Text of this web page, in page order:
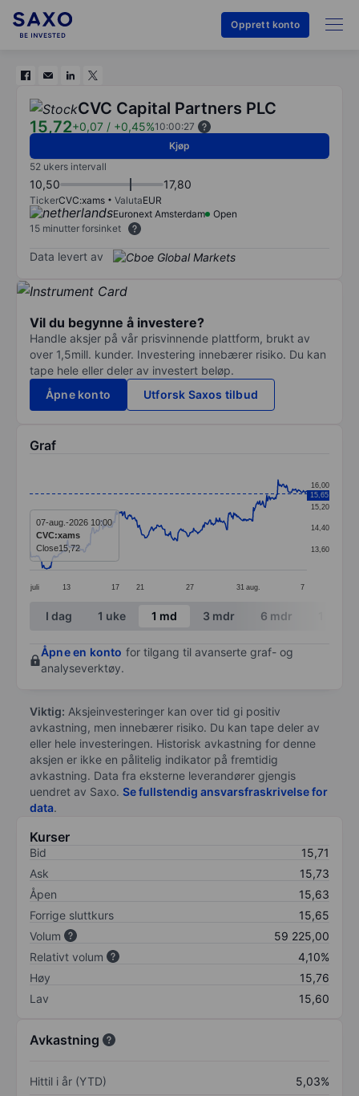
Opprett konto
CVC Capital Partners PLC
15,72+0,07 / +0,45%10:00:27
Kjøp
52 ukers intervall
10,50 17,80
TickerCVC:xams ValutaEUR
Euronext Amsterdam
Open
15 minutter forsinket
Data levert av
Vil du begynne å investere?
Handle aksjer på vår prisvinnende plattform, brukt av
over 1,5mill. kunder. Investering innebærer risiko. Du kan
tape hele eller deler av investert beløp.
Åpne konto
Utforsk Saxos tilbud
Graf
The chart has 1 X axis displaying categories.
The chart has 1 Y axis displaying values. Data ranges
juli 13 17 21 27 31 aug. 7
13,60
14,40
15,20
16,00
15,65
07-aug.-2026 10:00
CVC:xams
Close15,72
End of interactive chart.
I dag 1 uke 1 md 3 mdr 6 mdr
Åpne en konto for tilgang til avanserte graf- og
analyseverktøy.
Viktig: Aksjeinvesteringer kan over tid gi positiv
avkastning, men innebærer risiko. Du kan tape deler av
eller hele investeringen. Historisk avkastning for denne
aksjen er ikke en pålitelig indikator på fremtidig
avkastning. Data fra eksterne leverandører gjengis
uendret av Saxo. Se fullstendig ansvarsfraskrivelse for
data.
Kurser
Bid
15,71
Ask
15,73
Åpen
15,63
Forrige sluttkurs
15,65
Volum
59 225,00
Relativt volum
4,10%
Høy
15,76
Lav
15,60
Avkastning
Hittil i år (YTD)
5,03%